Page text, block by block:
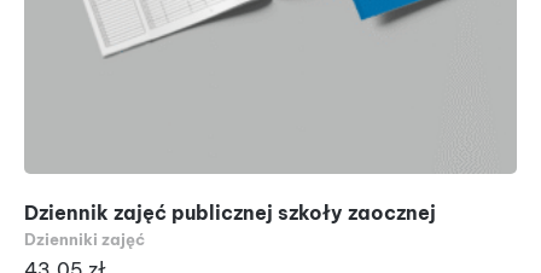
Dziennik zajęć publicznej szkoły zaocznej
Dzienniki zajęć